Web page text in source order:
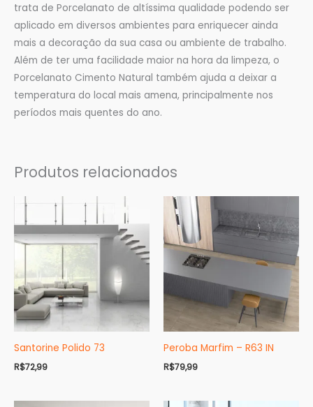
trata de Porcelanato de altíssima qualidade podendo ser
aplicado em diversos ambientes para enriquecer ainda
mais a decoração da sua casa ou ambiente de trabalho.
Além de ter uma facilidade maior na hora da limpeza, o
Porcelanato Cimento Natural também ajuda a deixar a
temperatura do local mais amena, principalmente nos
períodos mais quentes do ano.
Produtos relacionados
Santorine Polido 73
R$72,99
Peroba Marfim – R63 IN
R$79,99